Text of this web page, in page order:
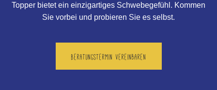
Topper bietet ein einzigartiges Schwebegefühl. Kommen
Sie vorbei und probieren Sie es selbst.
Beratungstermin vereinbaren